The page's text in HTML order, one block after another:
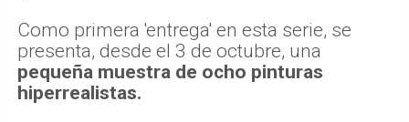
Como primera 'entrega' en esta serie, se
presenta, desde el 3 de octubre, una
pequeña muestra de ocho pinturas
hiperrealistas.